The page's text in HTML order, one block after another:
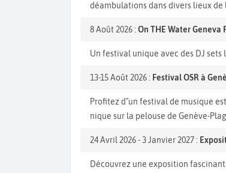
déambulations dans divers lieux de
8 Août 2026 : On THE Water Geneva
Un festival unique avec des DJ
13-15 Août 2026 : Festival OSR à
Profitez d"un festival de musique
nique sur la pelouse de Genève-
24 Avril 2026 - 3 Janvier 2027 :
Découvrez une exposition